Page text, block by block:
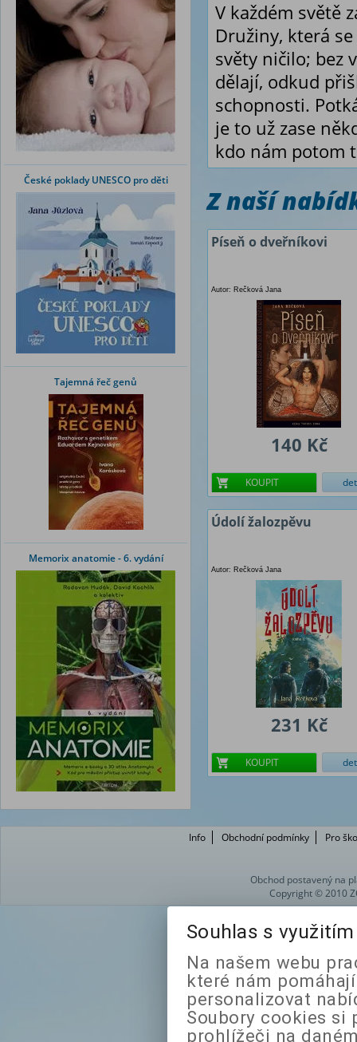
České poklady UNESCO pro děti
Tajemná řeč genů
Memorix anatomie - 6. vydání
V každém světě
Družiny, která
světy ničilo; bez
dělají, odkud
schopnosti.
je to už zase
kdo nám potom
Z naší
Píseň o dveřníkovi
Autor: Rečková Jana
140 Kč
KOUPIT
Údolí žalozpěvu
Autor: Rečková Jana
231 Kč
KOUPIT
Info Obchodní podmínky Pro
Obchod postavený na
Copyright © 2010
Souhlas s
Na našem webu
které nám
personalizovat
Soubory cookies si
prohlížeči na